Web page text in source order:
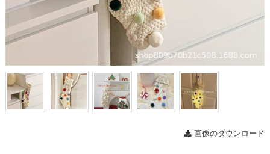
画像のダウンロード